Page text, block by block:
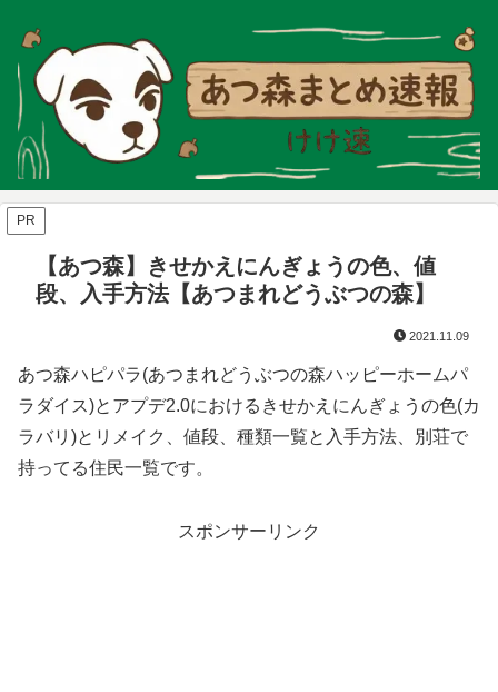
PR
【あつ森】きせかえにんぎょうの色、値
段、入手方法【あつまれどうぶつの森】
2021.11.09
あつ森ハピパラ(あつまれどうぶつの森ハッピーホームパ
ラダイス)とアプデ2.0におけるきせかえにんぎょうの色(カ
ラバリ)とリメイク、値段、種類一覧と入手方法、別荘で
持ってる住民一覧です。
スポンサーリンク